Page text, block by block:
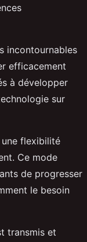
incontournables
efficacement
à développer
sur
flexibilité
Ce mode
de progresser
le besoin
transmis et